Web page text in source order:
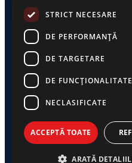
© 2026 Ziarul Exclusiv –
STRICT NECESARE
DE PERFORMANȚĂ
DE TARGETARE
DE FUNCŢIONALITATE
NECLASIFICATE
ACCEPTĂ TOATE
ARATĂ